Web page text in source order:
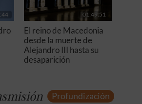
01:49:51
El reino de Macedonia
desde la muerte de
Alejandro III hasta su
desaparición
Profundización